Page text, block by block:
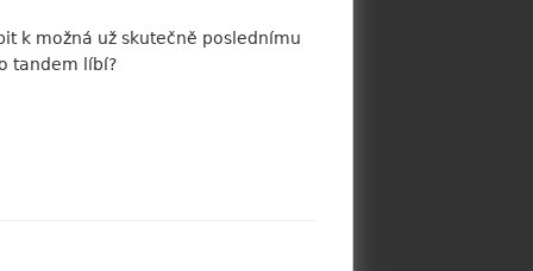
k možná už skutečně poslednímu
tandem líbí?